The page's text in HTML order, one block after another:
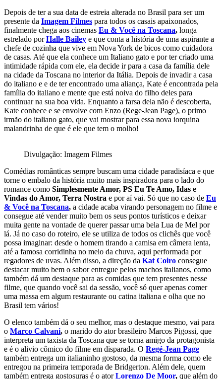
Depois de ter a sua data de estreia alterada no Brasil para ser um
presente da Imagem Filmes para todos os casais apaixonados,
finalmente chega aos cinemas Eu & Você na Toscana, longa
estrelado porHalle Bailey e que conta a história de uma aspirante a
chefe de cozinha que vive em Nova York de bicos como cuidadora
de casas. Até que ela conhece um Italiano gato e por ter criado uma
intimidade rápida com ele, ela decide ir para a casa da família dele
na cidade da Toscana no interior da Itália. Depois de invadir a casa
do italiano e e de ter encontrado uma aliança, Kate é encontrada pela
família do italiano e mente que está noiva do filho deles para
continuar na sua boa vida. Enquanto a farsa dela não é descoberta,
Kate conhece e se envolve com Enzo (Rege-Jean Page), o primo
irmão do italiano gato, que vai mostrar para essa nova iorquina
malandrinha de que é ele que tem o molho!
Divulgação: Imagem Filmes
Comédias românticas sempre buscam uma cidade paradisíaca e que
torne o embalo da história muito mais inspiradora para o lado do
romance como Simplesmente Amor, PS Eu Te Amo, Idas e
Vindas do Amor, Terra Nostra e por aí vai. Só que no caso de Eu
& Você na Toscana, a cidade acaba virando personagem no filme e
consegue até vender muito bem os seus pontos turísticos e deixar
muita gente na vontade de querer passar uma bela Lua de Mel por
lá. Já no caso do roteiro, ele se utiliza de todos os clichês que você
possa imaginar: desde o homem tirando a camisa em câmera lenta,
até a famosa corridinha no meio da chuva, aqui performada por
regadores de uvas. Além disso, a direção da Kat Coiro consegue
destacar muito bem o sabor entregue pelos machos italianos, como
também dá um destaque para as comidas que tem presentes nesse
filme, que quando você sai da sessão, você só quer apenas comer
uma massa em algum restaurante ou catina italiana e olha que no
Brasil tem vários!
O elenco também dá o seu melhor, mas o destaque mesmo, vai para
o Marco Calvani, o marido do ator brasileiro Marcos Pigossi, que
interpreta um taxista da Toscana que se torna amigo da protagonista
e é o alivio cômico do filme em disparada. O Regé-Jean Page
também entrega um italianinho gostoso, da mesma forma como ele
entregou na primeira temporada de Bridgerton. Além dele, quem
também entrega gostosuras é o atorLorenzo De Moor, que além do